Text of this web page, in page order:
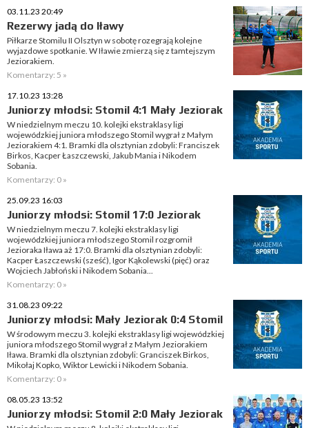
03.11.23 20:49
Rezerwy jadą do Iławy
Piłkarze Stomilu II Olsztyn w sobotę rozegrają kolejne
wyjazdowe spotkanie. W Iławie zmierzą się z tamtejszym
Jeziorakiem.
Komentarzy: 5 »
17.10.23 13:28
Juniorzy młodsi: Stomil 4:1 Mały Jeziorak
W niedzielnym meczu 10. kolejki ekstraklasy ligi
wojewódzkiej juniora młodszego Stomil wygrał z Małym
Jeziorakiem 4:1. Bramki dla olsztynian zdobyli: Franciszek
Birkos, Kacper Łaszczewski, Jakub Mania i Nikodem
Sobania.
Komentarzy: 0 »
25.09.23 16:03
Juniorzy młodsi: Stomil 17:0 Jeziorak
W niedzielnym meczu 7. kolejki ekstraklasy ligi
wojewódzkiej juniora młodszego Stomil rozgromił
Jezioraka Iława aż 17:0. Bramki dla olsztynian zdobyli:
Kacper Łaszczewski (sześć), Igor Kąkolewski (pięć) oraz
Wojciech Jabłoński i Nikodem Sobania...
Komentarzy: 0 »
31.08.23 09:22
Juniorzy młodsi: Mały Jeziorak 0:4 Stomil
W środowym meczu 3. kolejki ekstraklasy ligi wojewódzkiej
juniora młodszego Stomil wygrał z Małym Jeziorakiem
Iława. Bramki dla olsztynian zdobyli: Granciszek Birkos,
Mikołaj Kopko, Wiktor Lewicki i Nikodem Sobania.
Komentarzy: 0 »
08.05.23 13:52
Juniorzy młodsi: Stomil 2:0 Mały Jeziorak